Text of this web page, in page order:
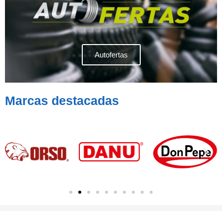
Autofertas
Marcas destacadas